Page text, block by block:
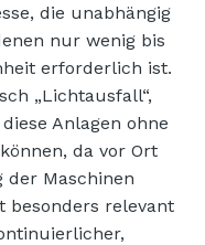
die unabhängig
nur wenig bis
erforderlich ist.
„Lichtausfall“,
Anlagen ohne
da vor Ort
der Maschinen
besonders relevant